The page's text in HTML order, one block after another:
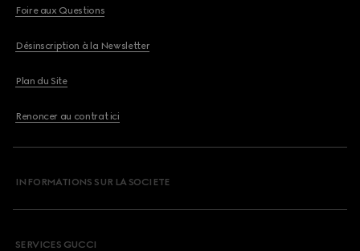
Foire aux Questions
Désinscription à la Newsletter
Plan du Site
Renoncer au contrat ici
INFORMATIONS SUR LA SOCIETE
SERVICES GUCCI